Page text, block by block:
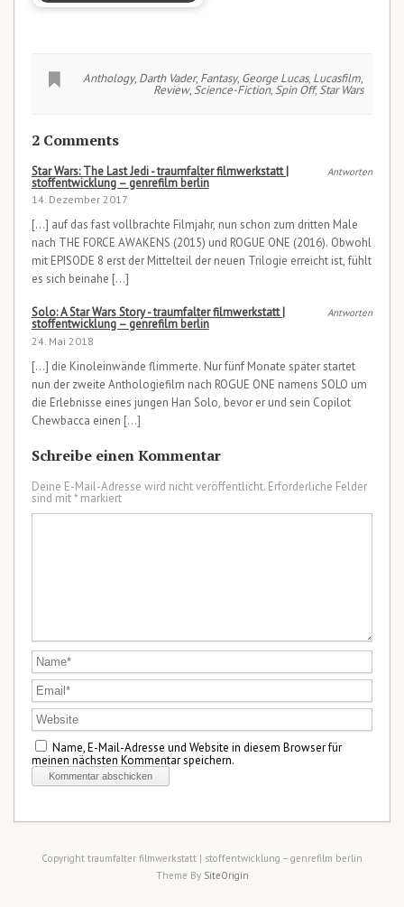
Anthology, Darth Vader, Fantasy, George Lucas, Lucasfilm,
Review, Science-Fiction, Spin Off,Star Wars
2 Comments
Antworten
Star Wars: The Last Jedi - traumfalter filmwerkstatt |
stoffentwicklung – genrefilm berlin
14. Dezember 2017
[…] auf das fast vollbrachte Filmjahr, nun schon zum dritten Male
nach THE FORCE AWAKENS (2015) und ROGUE ONE (2016). Obwohl
mit EPISODE 8 erst der Mittelteil der neuen Trilogie erreicht ist, fühlt
es sich beinahe […]
Antworten
Solo: A Star Wars Story - traumfalter filmwerkstatt |
stoffentwicklung – genrefilm berlin
24. Mai 2018
[…] die Kinoleinwände flimmerte. Nur fünf Monate später startet
nun der zweite Anthologiefilm nach ROGUE ONE namens SOLO um
die Erlebnisse eines jungen Han Solo, bevor er und sein Copilot
Chewbacca einen […]
Schreibe einen Kommentar
Deine E-Mail-Adresse wird nicht veröffentlicht. Erforderliche Felder
sind mit*markiert
Name, E-Mail-Adresse und Website in diesem Browser für
meinen nächsten Kommentar speichern.
Copyright traumfalter filmwerkstatt | stoffentwicklung – genrefilm berlin
Theme By SiteOrigin